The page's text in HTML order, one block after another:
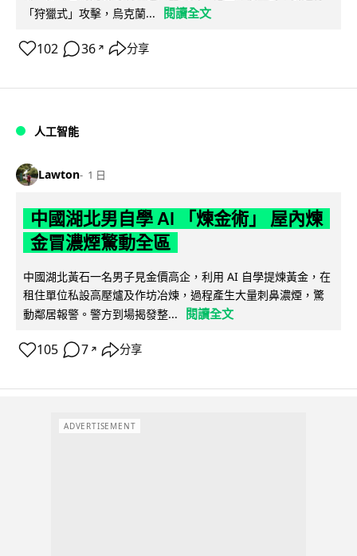
「狩獵式」攻擊，烏克蘭...
閱讀全文
102 36 ↗ 分享
人工智能
Lawton 1 日
中國湖北男自學 AI 「煉金術」 屋內煉
金冒濃煙驚動全區
中國湖北黃石一名男子見金價高企，利用 AI 自學提煉黃金，在
租住單位私設高壓爐及作坊冶煉，過程產生大量刺鼻濃煙，驚
動鄰居報警。警方到場揭發整...
閱讀全文
105 7 ↗ 分享
ADVERTISEMENT